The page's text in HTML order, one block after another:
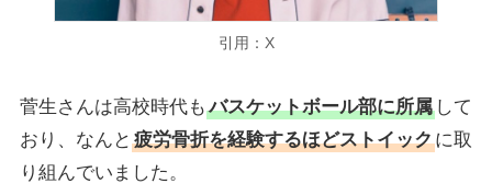
引用：X
菅生さんは高校時代も バスケットボール部に所属して
おり、なんと 疲労骨折を経験するほどストイックに取
り組んでいました。